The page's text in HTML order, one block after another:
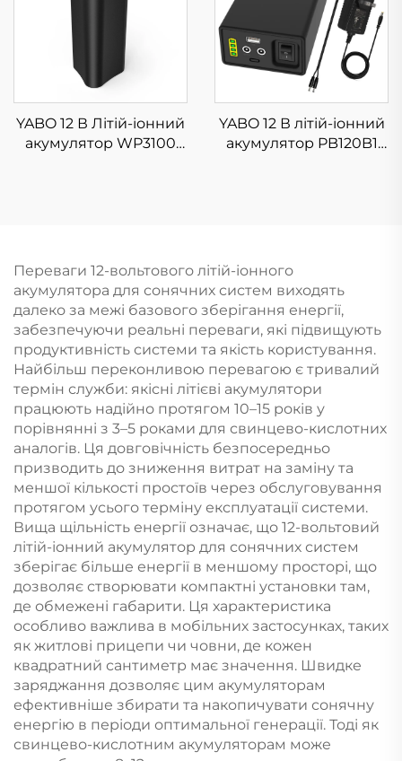
постійного струму для
світлодіодної стрічки,
спектрального насоса,
камери
спостереження
портативний літій-
іонний банк живлення
12 В для світлодіодної
стрічки, камери
спостереження та
іншого
YABO 12 В Літій-іонний
акумулятор WP3100
Світлодіодної стрічки,
камери
відеоспостереження
YABO 12 В літій-іонний
акумулятор PB120B1
Переваги 12-вольтового літій-іонного
акумулятора для сонячних систем виходять
далеко за межі базового зберігання енергії,
забезпечуючи реальні переваги, які підвищують
продуктивність системи та якість користування.
Найбільш переконливою перевагою є тривалий
термін служби: якісні літієві акумулятори
працюють надійно протягом 10–15 років у
порівнянні з 3–5 роками для свинцево-кислотних
аналогів. Ця довговічність безпосередньо
призводить до зниження витрат на заміну та
меншої кількості простоїв через обслуговування
протягом усього терміну експлуатації системи.
Вища щільність енергії означає, що 12-вольтовий
літій-іонний акумулятор для сонячних систем
зберігає більше енергії в меншому просторі, що
дозволяє створювати компактні установки там,
де обмежені габарити. Ця характеристика
особливо важлива в мобільних застосунках, таких
як житлові прицепи чи човни, де кожен
квадратний сантиметр має значення. Швидке
заряджання дозволяє цим акумуляторам
ефективніше збирати та накопичувати сонячну
енергію в періоди оптимальної генерації. Тоді як
свинцево-кислотним акумуляторам може